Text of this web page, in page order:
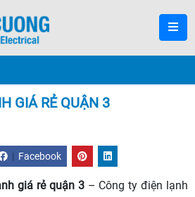
GIÁ RẺ QUẬN 3
| Facebook
giá rẻ quận 3– Công ty điện lạnh